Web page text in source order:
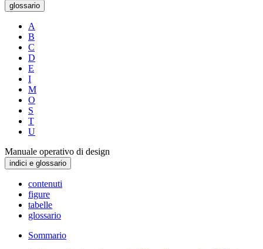
glossario
A
B
C
D
E
I
M
O
S
T
U
Manuale operativo di design
indici e glossario
contenuti
figure
tabelle
glossario
Sommario